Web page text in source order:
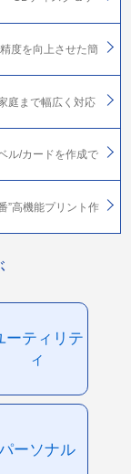
度を向上させた簡
庭まで幅広く対応
ル/カードを作成で
”高機能プリント作
ーティリテ
ィ
ーソナル